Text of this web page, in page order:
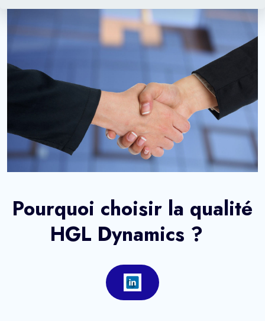
Pourquoi choisir la qualité
HGL Dynamics ?